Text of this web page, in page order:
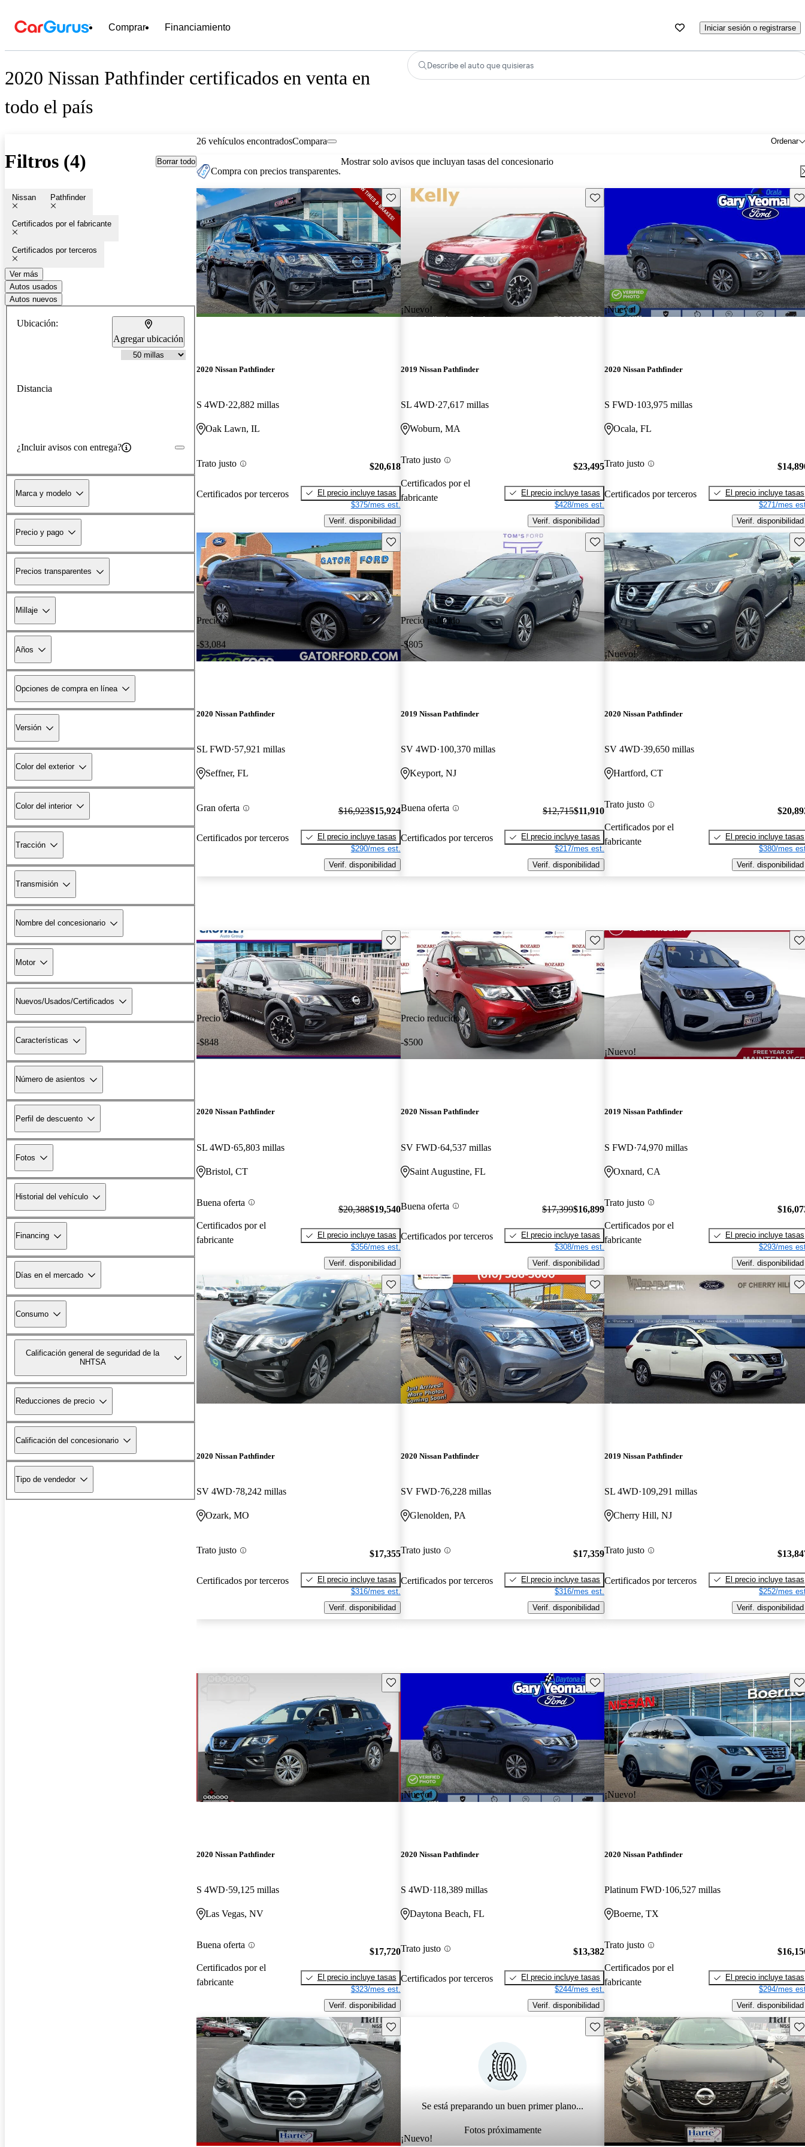
Comprar Financiamiento Iniciar sesión o registrarse
2020 Nissan Pathfinder certificados en venta en
todo el país
Describe el auto que quisieras
Filtros (4) Borrar todo
Nissan Pathfinder
Certificados por el fabricante
Certificados por terceros
Ver más
Autos usados
Autos nuevos
Ubicación:
Agregar ubicación
Distancia
¿Incluir avisos con entrega?
Marca y modelo
Precio y pago
Precios transparentes
Millaje
Años
Opciones de compra en línea
Versión
Color del exterior
Color del interior
Tracción
Transmisión
Nombre del concesionario
Motor
Nuevos/Usados/Certificados
Características
Número de asientos
Perfil de descuento
Fotos
Historial del vehículo
Financing
Días en el mercado
Consumo
Calificación general de seguridad de la
NHTSA
Reducciones de precio
Calificación del concesionario
Tipo de vendedor
26 vehículos encontrados Ordenar
Compara
Compra con precios transparentes.
Mostrar solo avisos que incluyan tasas del concesionario
Guarda este Aviso
2020 Nissan Pathfinder
S 4WD 22,882 millas
Oak Lawn, IL
Trato justo
Certificados por terceros
$20,618
El precio incluye tasas
$375/mes est.
Verif. disponibilidad
¡Nuevo!
Guarda este Aviso
2019 Nissan Pathfinder
SL 4WD 27,617 millas
Woburn, MA
Trato justo
Certificados por el
fabricante
$23,495
El precio incluye tasas
$428/mes est.
Verif. disponibilidad
¡Nuevo!
2020 Nissan Pathfinder
S FWD 103,975 millas
Ocala, FL
Trato justo
Certificados por terceros
El precio incluye tasas
$271/mes
Verif. disponibilidad
Precio reducido
-$3,084
Guarda este Aviso
2020 Nissan Pathfinder
SL FWD 57,921 millas
Seffner, FL
Gran oferta
Certificados por terceros
$16,923$15,924
El precio incluye tasas
$290/mes est.
Verif. disponibilidad
Precio reducido
-$805
Guarda este Aviso
2019 Nissan Pathfinder
SV 4WD 100,370 millas
Keyport, NJ
Buena oferta
Certificados por terceros
$12,715$11,910
El precio incluye tasas
$217/mes est.
Verif. disponibilidad
¡Nuevo!
2020 Nissan Pathfinder
SV 4WD 39,650 millas
Hartford, CT
Trato justo
Certificados por el
fabricante
El precio incluye tasas
$380/mes
Verif. disponibilidad
Precio reducido
-$848
Guarda este Aviso
2020 Nissan Pathfinder
SL 4WD 65,803 millas
Bristol, CT
Buena oferta
Certificados por el
fabricante
$20,388$19,540
El precio incluye tasas
$356/mes est.
Verif. disponibilidad
Precio reducido
-$500
Guarda este Aviso
2020 Nissan Pathfinder
SV FWD 64,537 millas
Saint Augustine, FL
Buena oferta
Certificados por terceros
$17,399$16,899
El precio incluye tasas
$308/mes est.
Verif. disponibilidad
¡Nuevo!
2019 Nissan Pathfinder
S FWD 74,970 millas
Oxnard, CA
Trato justo
Certificados por el
fabricante
El precio incluye tasas
$293/mes
Verif. disponibilidad
Guarda este Aviso
2020 Nissan Pathfinder
SV 4WD 78,242 millas
Ozark, MO
Trato justo
Certificados por terceros
$17,355
El precio incluye tasas
$316/mes est.
Verif. disponibilidad
Guarda este Aviso
2020 Nissan Pathfinder
SV FWD 76,228 millas
Glenolden, PA
Trato justo
Certificados por terceros
$17,359
El precio incluye tasas
$316/mes est.
Verif. disponibilidad
2019 Nissan Pathfinder
SL 4WD 109,291 millas
Cherry Hill, NJ
Trato justo
Certificados por terceros
El precio incluye tasas
$252/mes
Verif. disponibilidad
Guarda este Aviso
2020 Nissan Pathfinder
S 4WD 59,125 millas
Las Vegas, NV
Buena oferta
Certificados por el
fabricante
$17,720
El precio incluye tasas
$323/mes est.
Verif. disponibilidad
¡Nuevo!
Guarda este Aviso
2020 Nissan Pathfinder
S 4WD 118,389 millas
Daytona Beach, FL
Trato justo
Certificados por terceros
$13,382
El precio incluye tasas
$244/mes est.
Verif. disponibilidad
¡Nuevo!
2020 Nissan Pathfinder
Platinum FWD 106,527 millas
Boerne, TX
Trato justo
Certificados por el
fabricante
El precio incluye tasas
$294/mes
Verif. disponibilidad
Guarda este Aviso
Se está preparando un buen primer plano...
Fotos próximamente
¡Nuevo!
Guarda este Aviso